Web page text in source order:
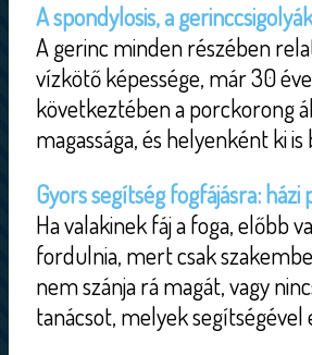
A spondylosis, a
A gerinc minden részében
vízkötő képessége, már 30
következtében a porckorong
magassága, és helyenként ki
Gyors segítség fogfájásra: házi
Ha valakinek fáj a foga, előbb
fordulnia, mert csak
nem szánja rá magát, vagy
tanácsot, melyek